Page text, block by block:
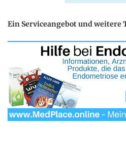
Ein Serviceangebot und weitere